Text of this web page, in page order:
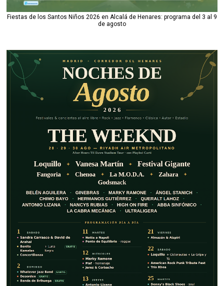
Fiestas de los Santos Niños 2026 en Alcalá de Henares: programa del 3 al 9
de agosto